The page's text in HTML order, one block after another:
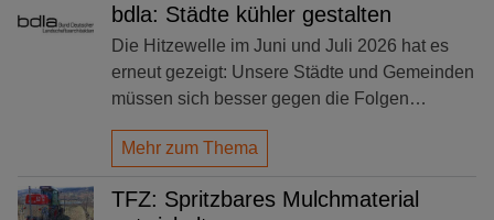
bdla: Städte kühler gestalten
Die Hitzewelle im Juni und Juli 2026 hat es
erneut gezeigt: Unsere Städte und Gemeinden
müssen sich besser gegen die Folgen…
Mehr zum Thema
TFZ: Spritzbares Mulchmaterial